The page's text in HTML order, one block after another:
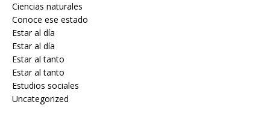
Ciencias naturales
Conoce ese estado
Estar al día
Estar al día
Estar al tanto
Estar al tanto
Estudios sociales
Uncategorized